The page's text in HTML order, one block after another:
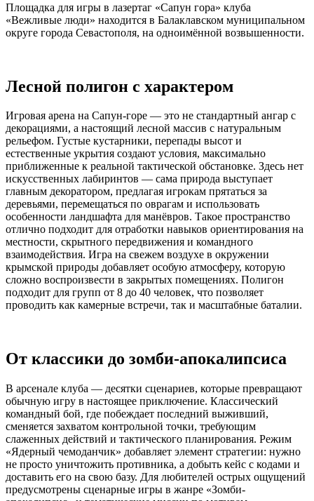
Площадка для игры в лазертаг «Сапун гора» клуба
«Вежливые люди» находится в Балаклавском муниципальном
округе города Севастополя, на одноимённой возвышенности.
Лесной полигон с характером
Игровая арена на Сапун-горе — это не стандартный ангар с
декорациями, а настоящий лесной массив с натуральным
рельефом. Густые кустарники, перепады высот и
естественные укрытия создают условия, максимально
приближенные к реальной тактической обстановке. Здесь нет
искусственных лабиринтов — сама природа выступает
главным декоратором, предлагая игрокам прятаться за
деревьями, перемещаться по оврагам и использовать
особенности ландшафта для манёвров. Такое пространство
отлично подходит для отработки навыков ориентирования на
местности, скрытного передвижения и командного
взаимодействия. Игра на свежем воздухе в окружении
крымской природы добавляет особую атмосферу, которую
сложно воспроизвести в закрытых помещениях. Полигон
подходит для групп от 8 до 40 человек, что позволяет
проводить как камерные встречи, так и масштабные баталии.
От классики до зомби-апокалипсиса
В арсенале клуба — десятки сценариев, которые превращают
обычную игру в настоящее приключение. Классический
командный бой, где побеждает последний выживший,
сменяется захватом контрольной точки, требующим
слаженных действий и тактического планирования. Режим
«Ядерный чемоданчик» добавляет элемент стратегии: нужно
не просто уничтожить противника, а добыть кейс с кодами и
доставить его на свою базу. Для любителей острых ощущений
предусмотрены сценарные игры в жанре «Зомби-